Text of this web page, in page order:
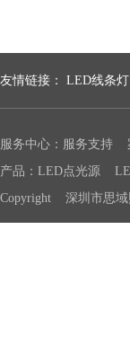
友情链接： LED线条灯
服务中心： 服务支持
产品： LED点光源
Copyright 深圳市思